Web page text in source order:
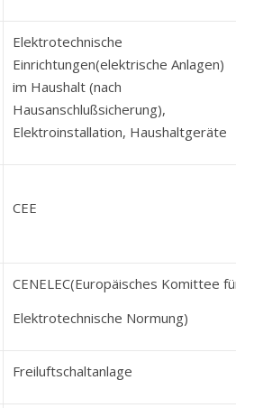
Elektrotechnische
Einrichtungen(elektrische Anlagen)
im Haushalt (nach
Hausanschlußsicherung),
Elektroinstallation, Haushaltgeräte
CEE
CENELEC(Europäisches Komittee für
Elektrotechnische Normung)
Freiluftschaltanlage